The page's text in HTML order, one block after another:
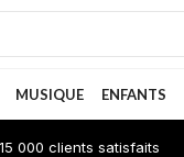
MUSIQUE ENFANTS
000 clients satisfaits